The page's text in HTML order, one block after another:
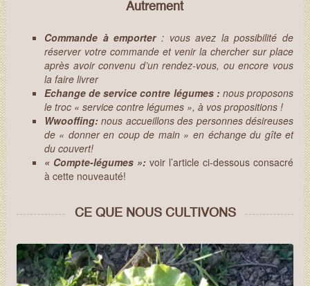
Autrement
Commande à emporter: vous avez la possibilité de
réserver votre commande et venir la chercher sur place
après avoir convenu d’un rendez-vous, ou encore vous
la faire livrer
Echange de service contre légumes : nous proposons
le troc « service contre légumes », à vos propositions !
Wwooffing:nous accueillons des personnes désireuses
de « donner en coup de main » en échange du gîte et
du couvert!
« Compte-légumes »: voir l’article ci-dessous consacré
à cette nouveauté!
CE QUE NOUS CULTIVONS